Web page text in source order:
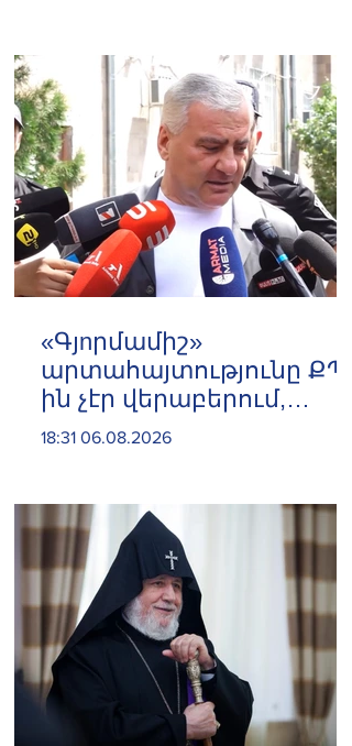
«Գյnրմամիշ»
արտահայտությունը ՔՊ-
ին չէր վերաբերում,
ինձնից բիզնես
Կարապետյան
18:31 06.08.2026